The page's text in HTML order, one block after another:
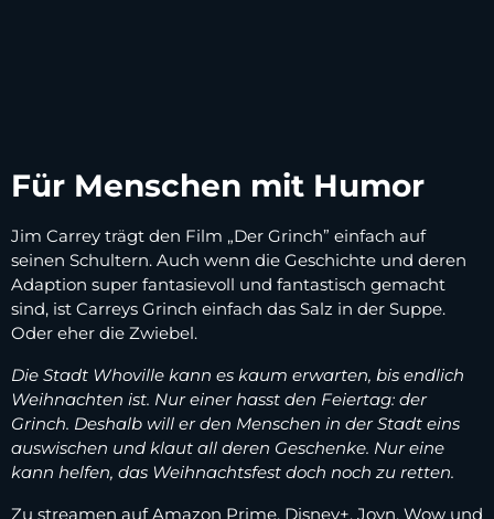
Für Menschen mit Humor
Jim Carrey trägt den Film „Der Grinch” einfach auf
seinen Schultern. Auch wenn die Geschichte und deren
Adaption super fantasievoll und fantastisch gemacht
sind, ist Carreys Grinch einfach das Salz in der Suppe.
Oder eher die Zwiebel.
Die Stadt Whoville kann es kaum erwarten, bis endlich
Weihnachten ist. Nur einer hasst den Feiertag: der
Grinch. Deshalb will er den Menschen in der Stadt eins
auswischen und klaut all deren Geschenke. Nur eine
kann helfen, das Weihnachtsfest doch noch zu retten.
Zu streamen auf Amazon Prime, Disney+, Joyn, Wow und